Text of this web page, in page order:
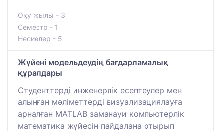
Оқу жылы - 3
Семестр - 1
Несиелер - 5
Жүйені модельдеудің бағдарламалық
құралдары
Студенттерді инженерлік есептеулер мен
алынған мәліметтерді визуализациялауға
арналған MATLAB заманауи компьютерлік
математика жүйесін пайдалана отырып